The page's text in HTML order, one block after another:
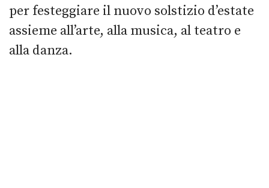
per festeggiare il nuovo solstizio d’estate
assieme all’arte, alla musica, al teatro e
alla danza.